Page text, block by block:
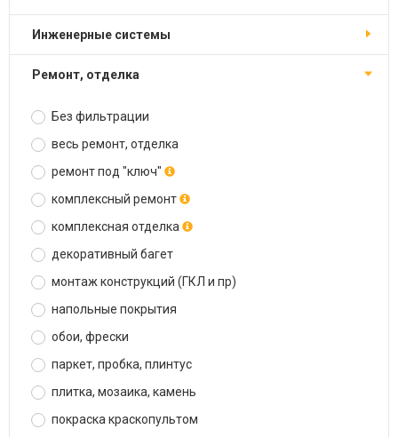
инженерные системы
ремонт, отделка
Без фильтрации
весь ремонт, отделка
ремонт под "ключ"
комплексный ремонт
комплексная отделка
декоративный багет
монтаж конструкций (ГКЛ и пр)
напольные покрытия
обои, фрески
паркет, пробка, плинтус
плитка, мозаика, камень
покраска краскопультом